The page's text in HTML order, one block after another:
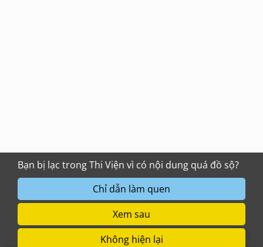
Chỉ dẫn làm quen
Xem sau
Không hiện lại
Bạn bị lạc trong Thi Viện vì có nội dung quá đồ sộ?